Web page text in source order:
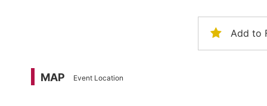
Add to
MAP Event Location